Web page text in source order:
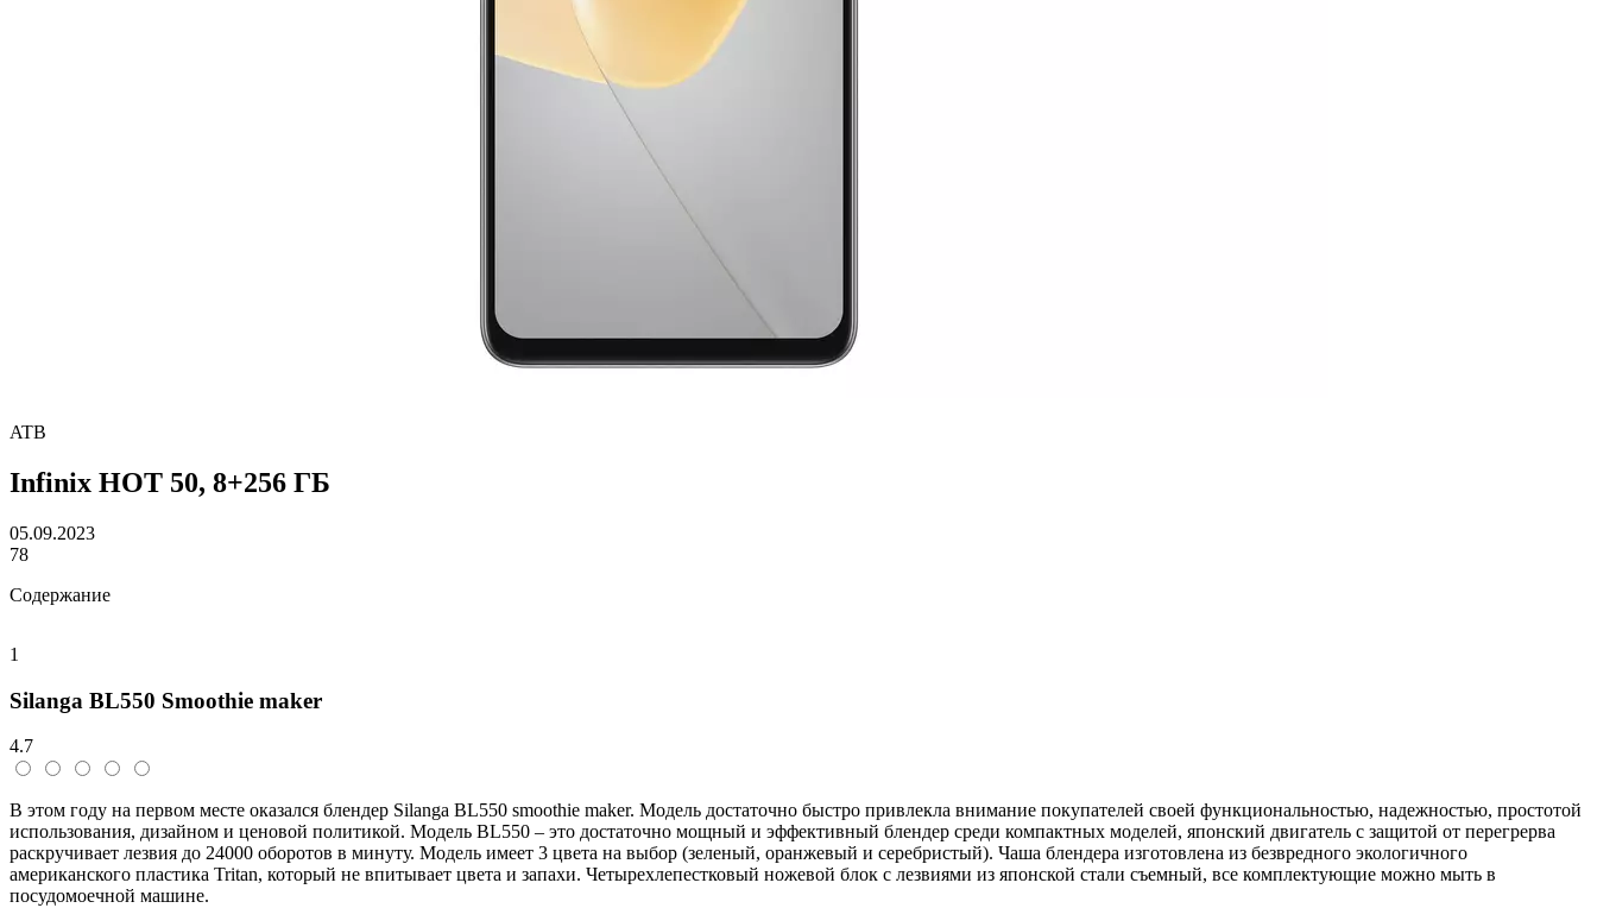
ATB
Infinix HOT 50, 8+256 ГБ
05.09.2023
78
Содержание
1
Silanga BL550 Smoothie maker
4.7
В этом году на первом месте оказался блендер Silanga BL550 smoothie maker. Модель достаточно быстро привлекла внимание покупателей своей функциональностью, надежностью, простотой
использования, дизайном и ценовой политикой. Модель BL550 – это достаточно мощный и эффективный блендер среди компактных моделей, японский двигатель с защитой от перегрерва
раскручивает лезвия до 24000 оборотов в минуту. Модель имеет 3 цвета на выбор (зеленый, оранжевый и серебристый). Чаша блендера изготовлена из безвредного экологичного
американского пластика Tritan, который не впитывает цвета и запахи. Четырехлепестковый ножевой блок с лезвиями из японской стали съемный, все комплектующие можно мыть в
посудомоечной машине.